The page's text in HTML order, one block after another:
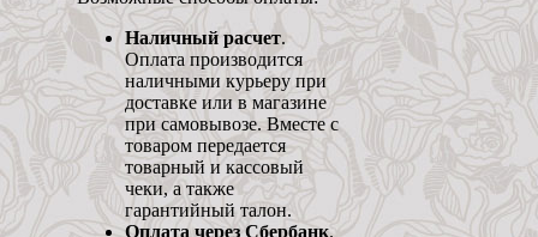
Наличный расчет.
Оплата производится
наличными курьеру при
доставке или в магазине
при самовывозе. Вместе с
товаром передается
товарный и кассовый
чеки, а также
гарантийный талон.
Оплата через Сбербанк.